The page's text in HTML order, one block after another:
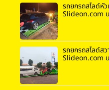
รถยกรถสไลด์หัว
Slideon.com
รถยกรถสไลด์สว
Slideon.com